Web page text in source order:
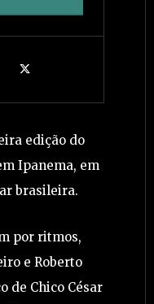
edição do
Ipanema, em
brasileira.
por ritmos,
e Roberto
de Chico César